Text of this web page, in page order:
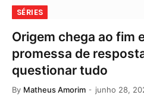
SÉRIES
Origem chega ao fim
promessa de
questionar tudo
By Matheus Amorim junho 28,